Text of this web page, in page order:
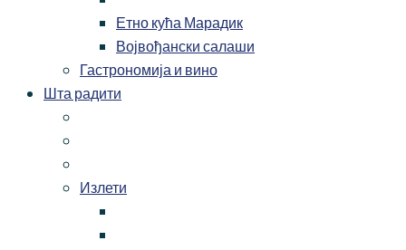
Етно кућа Марадик
Војвођански салаши
Гастрономија и вино
Шта радити
Излети